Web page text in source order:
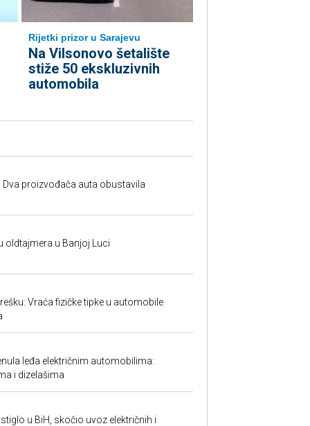
Rijetki prizor u Sarajevu
Na Vilsonovo šetalište
stiže 50 ekskluzivnih
automobila
proizvođača auta obustavila
oldtajmera u Banjoj Luci
Vraća fizičke tipke u automobile
leđa električnim automobilima:
i dizelašima
u BiH, skočio uvoz električnih i